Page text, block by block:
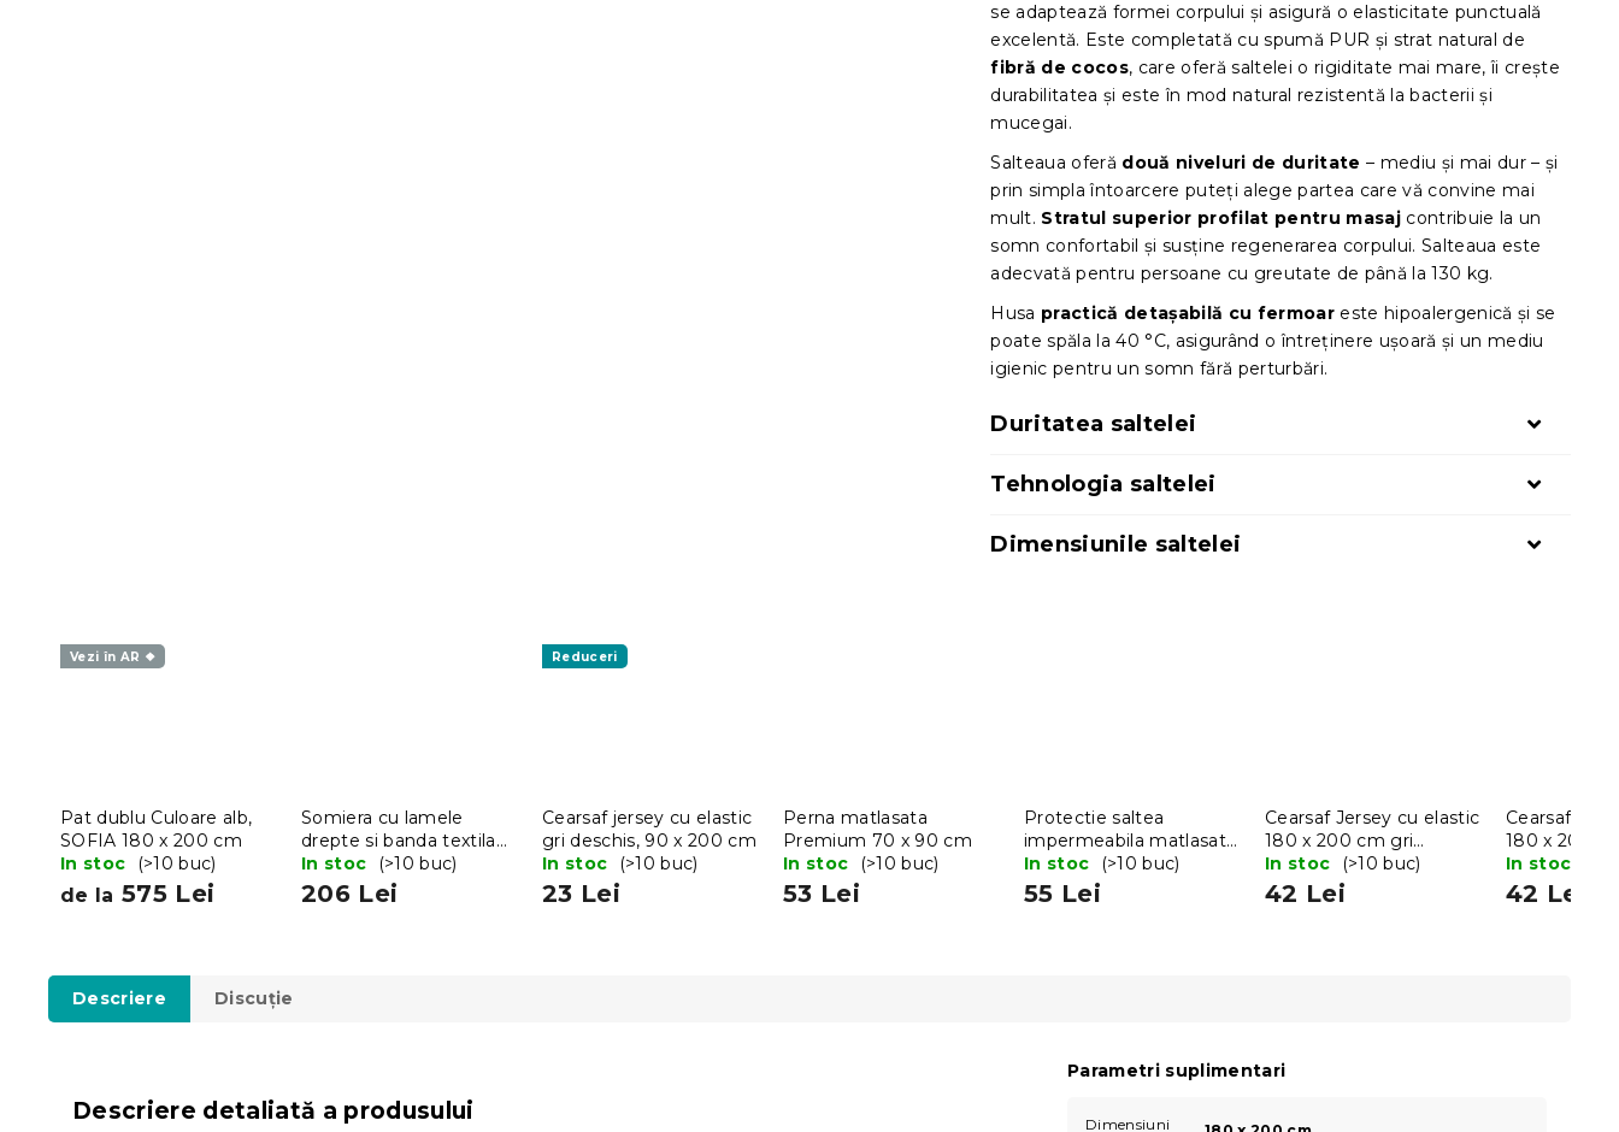
se adaptează formei corpului și asigură o elasticitate punctuală
excelentă. Este completată cu spumă PUR și strat natural de
fibră de cocos, care oferă saltelei o rigiditate mai mare, îi crește
durabilitatea și este în mod natural rezistentă la bacterii și
mucegai.
Salteaua oferă două niveluri de duritate – mediu și mai dur – și
prin simpla întoarcere puteți alege partea care vă convine mai
mult. Stratul superior profilat pentru masaj contribuie la un
somn confortabil și susține regenerarea corpului. Salteaua este
adecvată pentru persoane cu greutate de până la 130 kg.
Husa practică detașabilă cu fermoar este hipoalergenică și se
poate spăla la 40 °C, asigurând o întreținere ușoară și un mediu
igienic pentru un somn fără perturbări.
Duritatea saltelei
Tehnologia saltelei
Dimensiunile saltelei
Vezi în AR ❖
Pat dublu Culoare alb,
SOFIA 180 x 200 cm
In stoc
(>10 buc)
de la 575 Lei
Somiera cu lamele
drepte si banda textila
180x200 cm
In stoc (>10 buc)
206 Lei
Reduceri
Cearsaf jersey cu elastic
gri deschis, 90 x 200 cm
In stoc
(>10 buc)
23 Lei
Perna matlasata
Premium 70 x 90 cm
In stoc
(>10 buc)
53 Lei
Protectie saltea
impermeabila matlasata
90 x 200 cm
In stoc (>10 buc)
55 Lei
Cearsaf Jersey cu elastic
180 x 200 cm gri
deschis
In stoc (>10 buc)
42 Lei
Cearsaf
180 x 200
In stoc
42 Lei
Descriere Discuţie
Descriere detaliată a produsului
Parametri suplimentari
Dimensiuni